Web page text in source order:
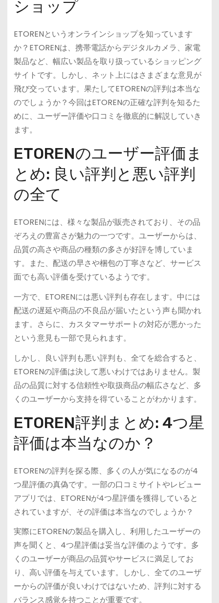
ショップ
ETORENというオンラインショップを知っています
か？ETORENは、携帯電話からデジタルカメラ、家電
製品など、幅広い製品を取り扱っているショッピング
サイトです。しかし、ネット上にはさまざまな意見が
飛び交っています。果たしてETORENの評判は本当な
のでしょうか？今回はETORENの正確な評判を知るた
めに、ユーザー評価や口コミを徹底的に解説していき
ます。
ETORENのユーザー評価ま
とめ: 良い評判と悪い評判
の全て
ETORENには、様々な製品が販売されており、その品
ぞろえの豊富さが魅力の一つです。ユーザーからは、
品質の高さや商品の種類の多さが好評を博していま
す。また、配送の早さや梱包の丁寧さなど、サービス
面でも高い評価を受けているようです。
一方で、ETORENには悪い評判も存在します。中には
配送の遅延や商品の不良品が届いたという声も聞かれ
ます。さらに、カスタマーサポートの対応が悪かった
という意見も一部で見られます。
しかし、良い評判も悪い評判も、全てを総合すると、
ETORENの評価は決して悪いわけではありません。製
品の品質に対する信頼性や取扱商品の幅広さなど、多
くのユーザーから支持を得ていることがわかります。
ETOREN評判まとめ: 4つ星
評価は本当なのか？
ETORENの評判を探る際、多くの人が気になるのが4
つ星評価の真偽です。一部の口コミサイトやレビュー
アプリでは、ETORENが4つ星評価を獲得していると
されていますが、その評価は本当なのでしょうか？
実際にETORENの製品を購入し、利用したユーザーの
声を聞くと、4つ星評価は妥当な評価のようです。多
くのユーザーが商品の品質やサービスに満足してお
り、高い評価を与えています。しかし、全てのユーザ
ーからの評価が良いわけではないため、評判に対する
バランス感覚を持つことが重要です。